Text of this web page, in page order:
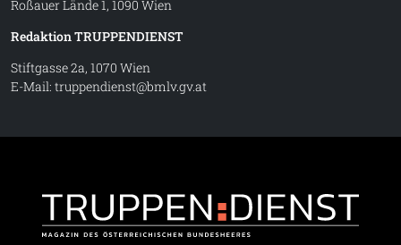
Roßauer Lände 1, 1090 Wien
Redaktion TRUPPENDIENST
Stiftgasse 2a, 1070 Wien
E-Mail: truppendienst@bmlv.gv.at